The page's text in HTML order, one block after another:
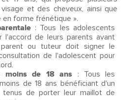
et des cheveux, ainsi que
en forme frénétique ».
: Tous les adolescents
l'accord de leurs parents avant
ou tuteur doit signer le
de l'adolescent pour
moins de 18 ans : Tous les
de 18 ans bénéficiant d'un
tenus de porter leur maillot de